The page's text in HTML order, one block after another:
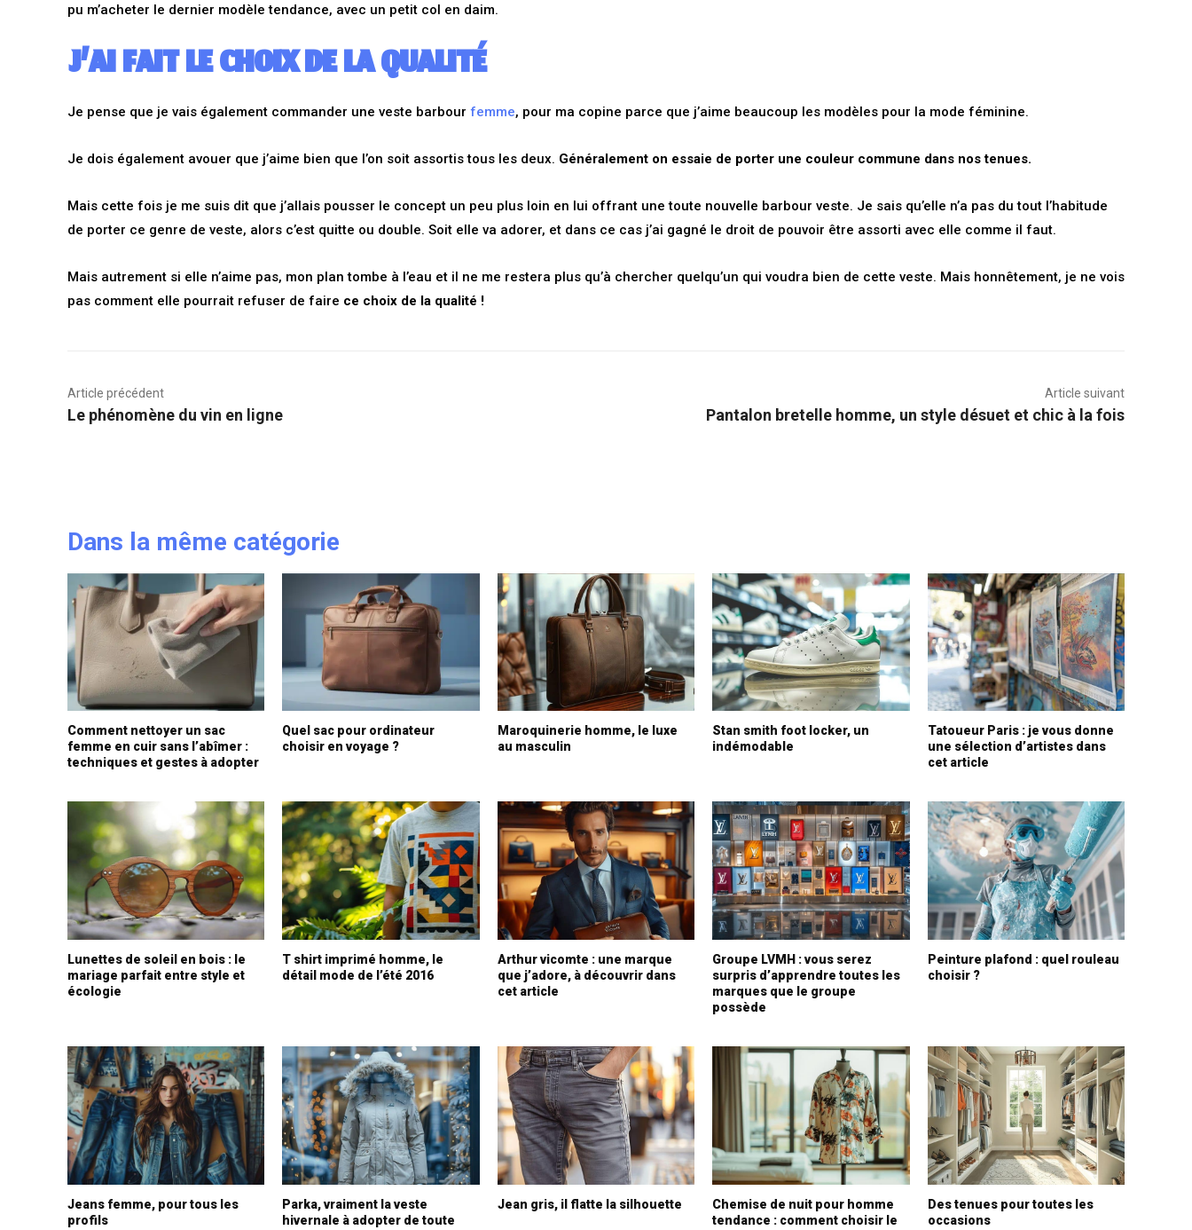
pu m’acheter le dernier modèle tendance, avec un petit col en daim.
J’AI FAIT LE CHOIX DE LA QUALITÉ
Je pense que je vais également commander une veste barbour femme, pour ma copine parce que j’aime beaucoup les modèles pour la mode féminine.
Je dois également avouer que j’aime bien que l’on soit assortis tous les deux. Généralement on essaie de porter une couleur commune dans nos tenues.
Mais cette fois je me suis dit que j’allais pousser le concept un peu plus loin en lui offrant une toute nouvelle barbour veste. Je sais qu’elle n’a pas du tout l’habitude
de porter ce genre de veste, alors c’est quitte ou double. Soit elle va adorer, et dans ce cas j’ai gagné le droit de pouvoir être assorti avec elle comme il faut.
Mais autrement si elle n’aime pas, mon plan tombe à l’eau et il ne me restera plus qu’à chercher quelqu’un qui voudra bien de cette veste. Mais honnêtement, je ne vois
pas comment elle pourrait refuser de faire ce choix de la qualité !
Article précédent
Le phénomène du vin en ligne
Article suivant
Pantalon bretelle homme, un style désuet et chic à la fois
Dans la même catégorie
Comment nettoyer un sac
femme en cuir sans l’abîmer :
techniques et gestes à adopter
Quel sac pour ordinateur
choisir en voyage ?
Maroquinerie homme, le luxe
au masculin
Stan smith foot locker, un
indémodable
Tatoueur Paris : je vous donne
une sélection d’artistes dans
cet article
Lunettes de soleil en bois : le
mariage parfait entre style et
écologie
T shirt imprimé homme, le
détail mode de l’été 2016
Arthur vicomte : une marque
que j’adore, à découvrir dans
cet article
Groupe LVMH : vous serez
surpris d’apprendre toutes les
marques que le groupe
possède
Peinture plafond : quel rouleau
choisir ?
Jeans femme, pour tous les
profils
Parka, vraiment la veste
hivernale à adopter de toute
Jean gris, il flatte la silhouette
Chemise de nuit pour homme
tendance : comment choisir le
Des tenues pour toutes les
occasions